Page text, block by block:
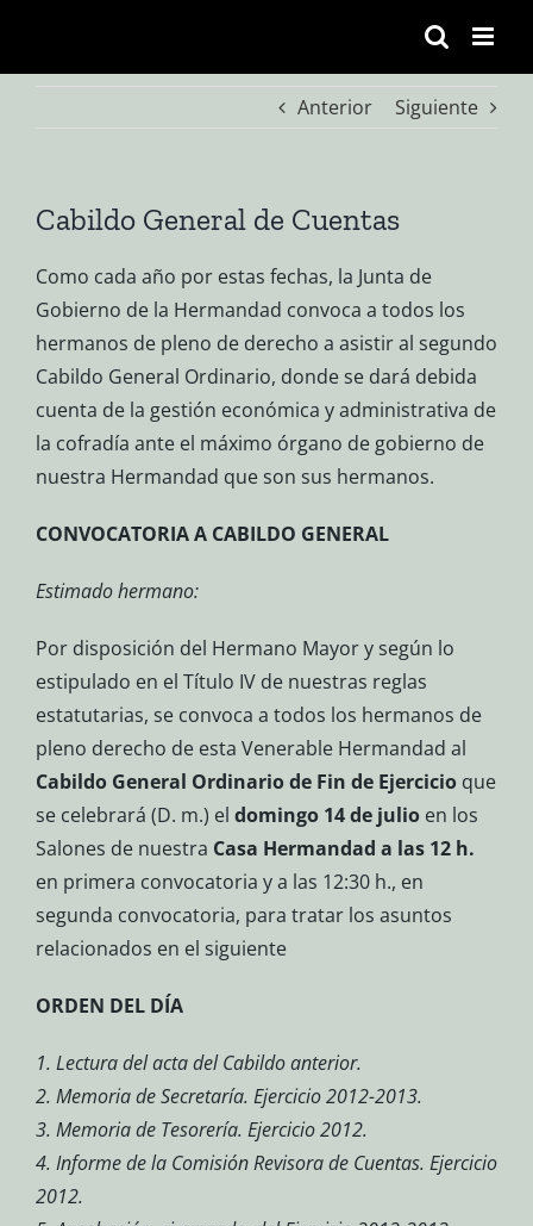
contenido
Anterior
Siguiente
Cabildo General de Cuentas
Como cada año por estas fechas, la Junta de
Gobierno de la Hermandad convoca a todos los
hermanos de pleno de derecho a asistir al segundo
Cabildo General Ordinario, donde se dará debida
cuenta de la gestión económica y administrativa de
la cofradía ante el máximo órgano de gobierno de
nuestra Hermandad que son sus hermanos.
CONVOCATORIA A CABILDO GENERAL
Estimado hermano:
Por disposición del Hermano Mayor y según lo
estipulado en el Título IV de nuestras reglas
estatutarias, se convoca a todos los hermanos de
pleno derecho de esta Venerable Hermandad al
Cabildo General Ordinario de Fin de Ejercicio que
se celebrará (D. m.) el domingo 14 de julio en los
Salones de nuestra Casa Hermandad a las 12 h.
en primera convocatoria y a las 12:30 h., en
segunda convocatoria, para tratar los asuntos
relacionados en el siguiente
ORDEN DEL DÍA
1. Lectura del acta del Cabildo anterior.
2. Memoria de Secretaría. Ejercicio 2012-2013.
3. Memoria de Tesorería. Ejercicio 2012.
4. Informe de la Comisión Revisora de Cuentas. Ejercicio
2012.